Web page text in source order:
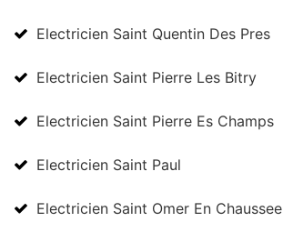
Electricien Saint Quentin Des Pres
Electricien Saint Pierre Les Bitry
Electricien Saint Pierre Es Champs
Electricien Saint Paul
Electricien Saint Omer En Chaussee